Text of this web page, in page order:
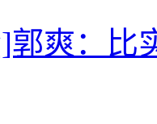
郭爽：比